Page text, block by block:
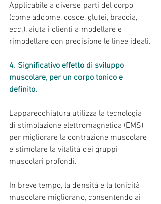
Applicabile a diverse parti del corpo
(come addome, cosce, glutei, braccia,
ecc.), aiuta i clienti a modellare e
rimodellare con precisione le linee ideali.
4. Significativo effetto di sviluppo
muscolare, per un corpo tonico e
definito.
L'apparecchiatura utilizza la tecnologia
di stimolazione elettromagnetica (EMS)
per migliorare la contrazione muscolare
e stimolare la vitalità dei gruppi
muscolari profondi.
In breve tempo, la densità e la tonicità
muscolare migliorano, consentendo ai